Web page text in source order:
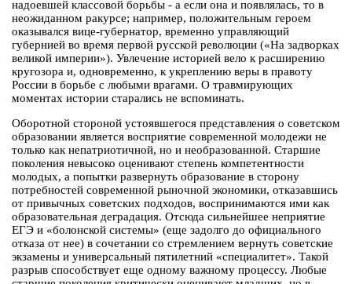
надоевшей классовой борьбы - а если она и появлялась, то в
неожиданном ракурсе; например, положительным героем
оказывался вице-губернатор, временно управляющий
губернией во время первой русской революции («На задворках
великой империи»). Увлечение историей вело к расширению
кругозора и, одновременно, к укреплению веры в правоту
России в борьбе с любыми врагами. О травмирующих
моментах истории старались не вспоминать.
Оборотной стороной устоявшегося представления о советском
образовании является восприятие современной молодежи не
только как непатриотичной, но и необразованной. Старшие
поколения невысоко оценивают степень компетентности
молодых, а попытки развернуть образование в сторону
потребностей современной рыночной экономики, отказавшись
от привычных советских подходов, воспринимаются ими как
образовательная деградация. Отсюда сильнейшее неприятие
ЕГЭ и «болонской системы» (еще задолго до официального
отказа от нее) в сочетании со стремлением вернуть советские
экзамены и универсальный пятилетний «специалитет». Такой
разрыв способствует еще одному важному процессу. Любые